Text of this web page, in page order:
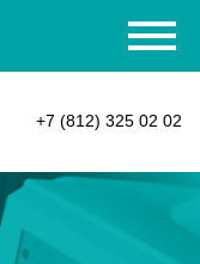
+7 (812) 325 02 02